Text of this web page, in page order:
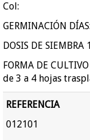
Col:
GERMINACIÓN
DOSIS DE
FORMA DE
de 3 a 4 hojas
REFERENCIA
012101